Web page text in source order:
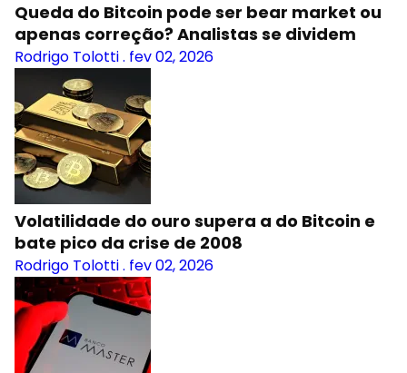
Queda do Bitcoin pode ser bear market ou
apenas correção? Analistas se dividem
Rodrigo Tolotti. fev 02, 2026
Volatilidade do ouro supera a do Bitcoin e
bate pico da crise de 2008
Rodrigo Tolotti. fev 02, 2026